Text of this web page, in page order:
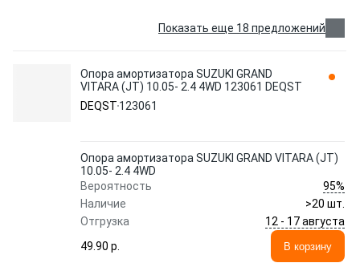
Показать еще 18 предложений
Опора амортизатора SUZUKI GRAND
VITARA (JT) 10.05- 2.4 4WD 123061 DEQST
DEQST 123061
Опора амортизатора SUZUKI GRAND VITARA (JT)
10.05- 2.4 4WD
Вероятность
95%
Наличие
>20 шт.
Отгрузка
12 - 17 августа
49.90 p.
В корзину